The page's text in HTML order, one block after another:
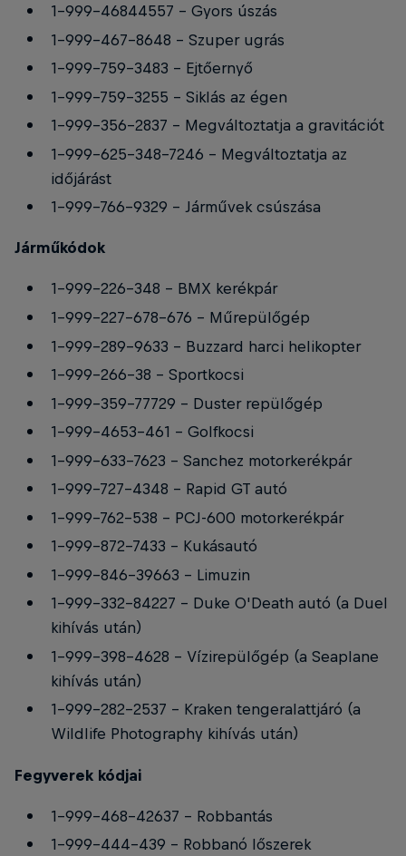
1-999-46844557 - Gyors úszás
1-999-467-8648 - Szuper ugrás
1-999-759-3483 - Ejtőernyő
1-999-759-3255 - Siklás az égen
1-999-356-2837 - Megváltoztatja a gravitációt
1-999-625-348-7246 - Megváltoztatja az
időjárást
1-999-766-9329 - Járművek csúszása
Járműkódok
1-999-226-348 - BMX kerékpár
1-999-227-678-676 - Műrepülőgép
1-999-289-9633 - Buzzard harci helikopter
1-999-266-38 - Sportkocsi
1-999-359-77729 - Duster repülőgép
1-999-4653-461 - Golfkocsi
1-999-633-7623 - Sanchez motorkerékpár
1-999-727-4348 - Rapid GT autó
1-999-762-538 - PCJ-600 motorkerékpár
1-999-872-7433 - Kukásautó
1-999-846-39663 - Limuzin
1-999-332-84227 - Duke O'Death autó (a Duel
kihívás után)
1-999-398-4628 - Vízirepülőgép (a Seaplane
kihívás után)
1-999-282-2537 - Kraken tengeralattjáró (a
Wildlife Photography kihívás után)
Fegyverek kódjai
1-999-468-42637 - Robbantás
1-999-444-439 - Robbanó lőszerek